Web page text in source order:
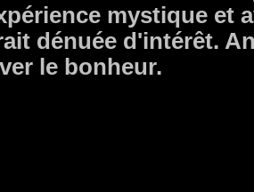
mystique et
dénuée d'intérêt.
le bonheur.